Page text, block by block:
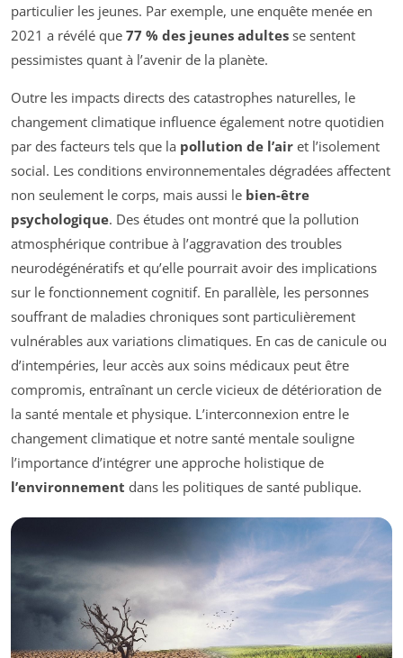
particulier les jeunes. Par exemple, une enquête menée en
2021 a révélé que 77 % des jeunes adultes se sentent
pessimistes quant à l’avenir de la planète.
Outre les impacts directs des catastrophes naturelles, le
changement climatique influence également notre quotidien
par des facteurs tels que la pollution de l’air et l’isolement
social. Les conditions environnementales dégradées affectent
non seulement le corps, mais aussi le bien-être
psychologique. Des études ont montré que la pollution
atmosphérique contribue à l’aggravation des troubles
neurodégénératifs et qu’elle pourrait avoir des implications
sur le fonctionnement cognitif. En parallèle, les personnes
souffrant de maladies chroniques sont particulièrement
vulnérables aux variations climatiques. En cas de canicule ou
d’intempéries, leur accès aux soins médicaux peut être
compromis, entraînant un cercle vicieux de détérioration de
la santé mentale et physique. L’interconnexion entre le
changement climatique et notre santé mentale souligne
l’importance d’intégrer une approche holistique de
l’environnement dans les politiques de santé publique.